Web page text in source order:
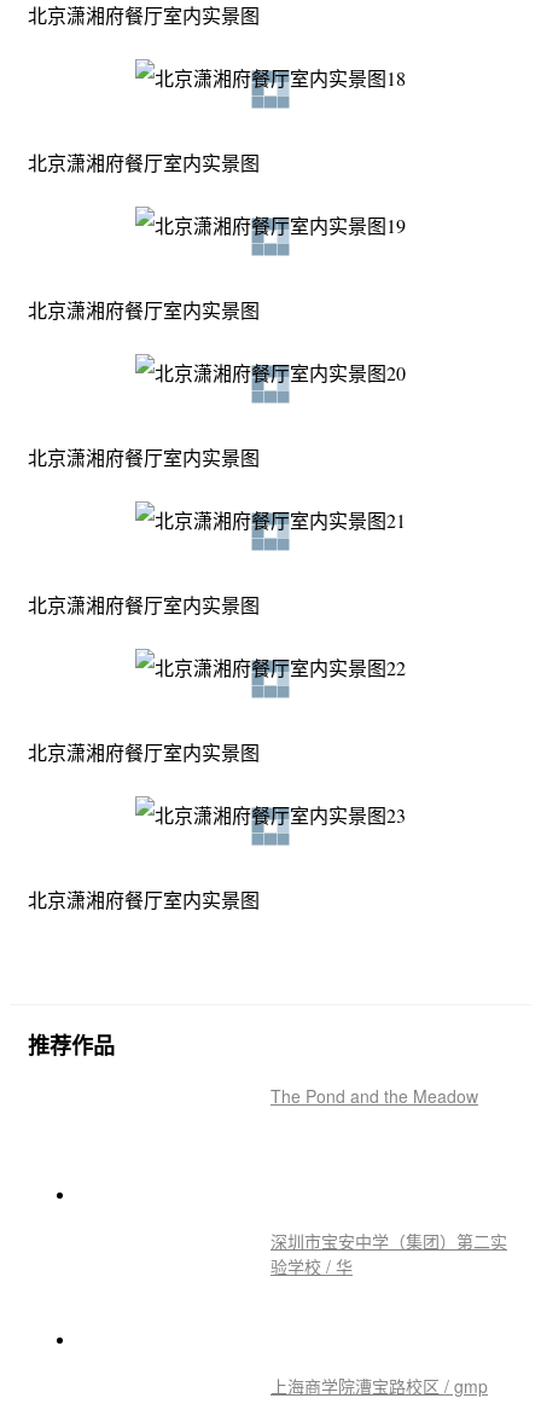
北京潇湘府餐厅室内实景图
北京潇湘府餐厅室内实景图
北京潇湘府餐厅室内实景图
北京潇湘府餐厅室内实景图
北京潇湘府餐厅室内实景图
北京潇湘府餐厅室内实景图
北京潇湘府餐厅室内实景图
推荐作品
The Pond and the Meadow
深圳市宝安中学（集团）第二实
验学校 / 华
上海商学院漕宝路校区 / gmp